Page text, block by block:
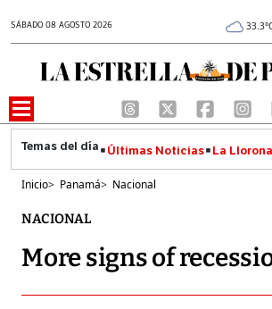
SÁBADO 08 AGOSTO 2026
Últimas Noticias La Llorona
Inicio> Panamá> Nacional
NACIONAL
More signs of